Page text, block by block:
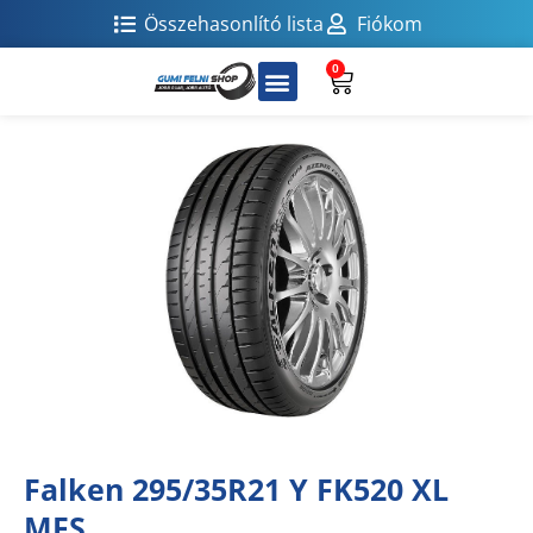
Összehasonlító lista Fiókom
0
Falken 295/35R21 Y FK520 XL